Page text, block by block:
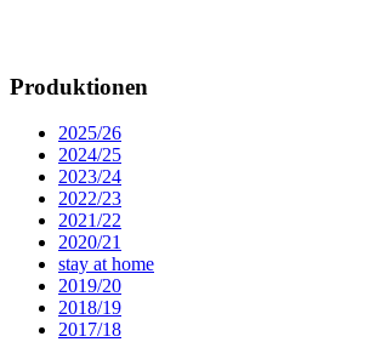
Produktionen
2025/26
2024/25
2023/24
2022/23
2021/22
2020/21
stay at home
2019/20
2018/19
2017/18